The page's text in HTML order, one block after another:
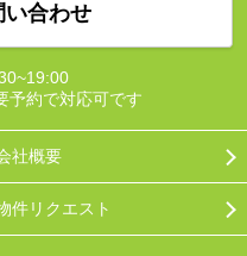
い合わせ
予約で対応可です
社概要
件リクエスト